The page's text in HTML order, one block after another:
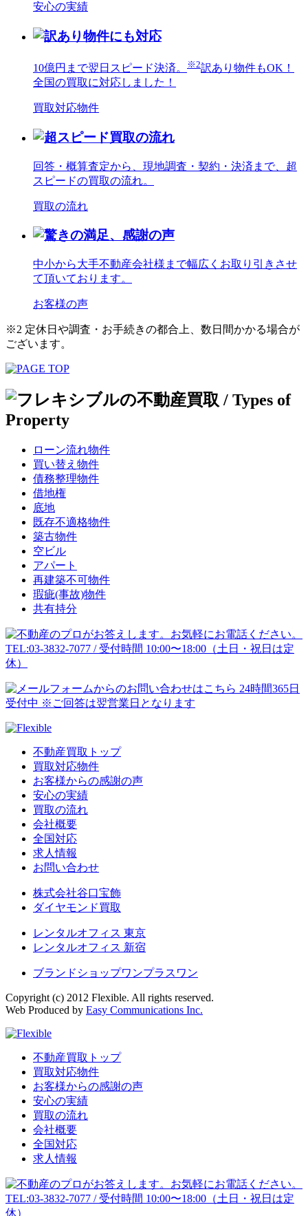
安心の実績
10億円まで翌日スピード決済。 ※2訳あり物件もOK！
全国の買取に対応しました！
買取対応物件
回答・概算査定から、現地調査・契約・決済まで、超
スピードの買取の流れ。
買取の流れ
中小から大手不動産会社様まで幅広くお取り引きさせ
て頂いております。
お客様の声
※2 定休日や調査・お手続きの都合上、数日間かかる場合が
ございます。
ローン流れ物件
買い替え物件
債務整理物件
借地権
底地
既存不適格物件
築古物件
空ビル
アパート
再建築不可物件
瑕疵(事故)物件
共有持分
不動産買取トップ
買取対応物件
お客様からの感謝の声
安心の実績
買取の流れ
会社概要
全国対応
求人情報
お問い合わせ
株式会社谷口宝飾
ダイヤモンド買取
レンタルオフィス 東京
レンタルオフィス 新宿
ブランドショップワンプラスワン
Copyright (c) 2012 Flexible. All rights reserved.
Web Produced by Easy Communications Inc.
不動産買取トップ
買取対応物件
お客様からの感謝の声
安心の実績
買取の流れ
会社概要
全国対応
求人情報